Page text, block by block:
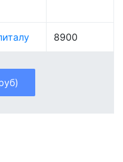
8900